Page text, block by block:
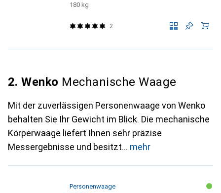
180 kg
2
2. Wenko Mechanische Waage
Mit der zuverlässigen Personenwaage von Wenko
behalten Sie Ihr Gewicht im Blick. Die mechanische
Körperwaage liefert Ihnen sehr präzise
Messergebnisse und besitzt
mehr
Personenwaage